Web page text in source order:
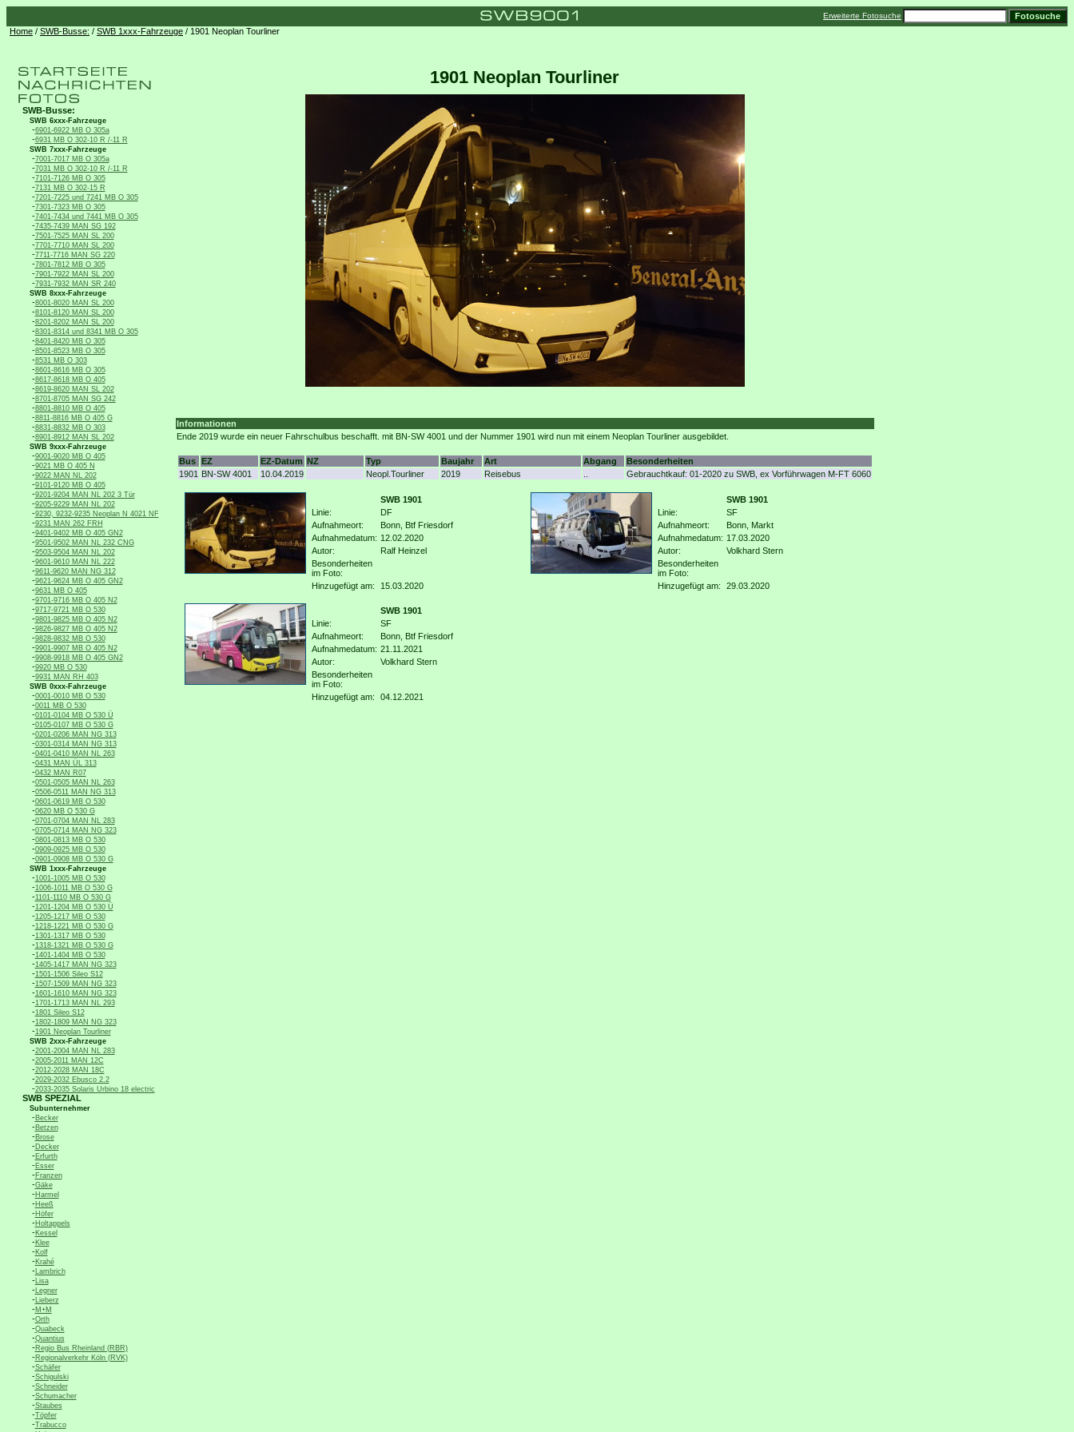
Erweiterte Fotosuche
Home / SWB-Busse: / SWB 1xxx-Fahrzeuge / 1901 Neoplan Tourliner
SWB-Busse:
SWB 6xxx-Fahrzeuge
-6901-6922 MB O 305a
-6931 MB O 302-10 R /-11 R
SWB 7xxx-Fahrzeuge
-7001-7017 MB O 305a
-7031 MB O 302-10 R /-11 R
-7101-7126 MB O 305
-7131 MB O 302-15 R
-7201-7225 und 7241 MB O 305
-7301-7323 MB O 305
-7401-7434 und 7441 MB O 305
-7435-7439 MAN SG 192
-7501-7525 MAN SL 200
-7701-7710 MAN SL 200
-7711-7716 MAN SG 220
-7801-7812 MB O 305
-7901-7922 MAN SL 200
-7931-7932 MAN SR 240
SWB 8xxx-Fahrzeuge
-8001-8020 MAN SL 200
-8101-8120 MAN SL 200
-8201-8202 MAN SL 200
-8301-8314 und 8341 MB O 305
-8401-8420 MB O 305
-8501-8523 MB O 305
-8531 MB O 303
-8601-8616 MB O 305
-8617-8618 MB O 405
-8619-8620 MAN SL 202
-8701-8705 MAN SG 242
-8801-8810 MB O 405
-8811-8816 MB O 405 G
-8831-8832 MB O 303
-8901-8912 MAN SL 202
SWB 9xxx-Fahrzeuge
-9001-9020 MB O 405
-9021 MB O 405 N
-9022 MAN NL 202
-9101-9120 MB O 405
-9201-9204 MAN NL 202 3 Tür
-9205-9229 MAN NL 202
-9230, 9232-9235 Neoplan N 4021 NF
-9231 MAN 262 FRH
-9401-9402 MB O 405 GN2
-9501-9502 MAN NL 232 CNG
-9503-9504 MAN NL 202
-9601-9610 MAN NL 222
-9611-9620 MAN NG 312
-9621-9624 MB O 405 GN2
-9631 MB O 405
-9701-9716 MB O 405 N2
-9717-9721 MB O 530
-9801-9825 MB O 405 N2
-9826-9827 MB O 405 N2
-9828-9832 MB O 530
-9901-9907 MB O 405 N2
-9908-9918 MB O 405 GN2
-9920 MB O 530
-9931 MAN RH 403
SWB 0xxx-Fahrzeuge
-0001-0010 MB O 530
-0011 MB O 530
-0101-0104 MB O 530 Ü
-0105-0107 MB O 530 G
-0201-0206 MAN NG 313
-0301-0314 MAN NG 313
-0401-0410 MAN NL 263
-0431 MAN ÜL 313
-0432 MAN R07
-0501-0505 MAN NL 263
-0506-0511 MAN NG 313
-0601-0619 MB O 530
-0620 MB O 530 G
-0701-0704 MAN NL 283
-0705-0714 MAN NG 323
-0801-0813 MB O 530
-0909-0925 MB O 530
-0901-0908 MB O 530 G
SWB 1xxx-Fahrzeuge
-1001-1005 MB O 530
-1006-1011 MB O 530 G
-1101-1110 MB O 530 G
-1201-1204 MB O 530 Ü
-1205-1217 MB O 530
-1218-1221 MB O 530 G
-1301-1317 MB O 530
-1318-1321 MB O 530 G
-1401-1404 MB O 530
-1405-1417 MAN NG 323
-1501-1506 Sileo S12
-1507-1509 MAN NG 323
-1601-1610 MAN NG 323
-1701-1713 MAN NL 293
-1801 Sileo S12
-1802-1809 MAN NG 323
-1901 Neoplan Tourliner
SWB 2xxx-Fahrzeuge
-2001-2004 MAN NL 283
-2005-2011 MAN 12C
-2012-2028 MAN 18C
-2029-2032 Ebusco 2.2
-2033-2035 Solaris Urbino 18 electric
SWB SPEZIAL
Subunternehmer
-Becker
-Betzen
-Brose
-Decker
-Erfurth
-Esser
-Franzen
-Gäke
-Harmel
-Heeß
-Höfer
-Holtappels
-Kessel
-Klee
-Kolf
-Krahé
-Lambrich
-Lisa
-Legner
-Lieberz
-M+M
-Orth
-Quabeck
-Quantius
-Regio Bus Rheinland (RBR)
-Regionalverkehr Köln (RVK)
-Schäfer
-Schigulski
-Schneider
-Schumacher
-Staubes
-Töpfer
-Trabucco
1901 Neoplan Tourliner
Informationen
Ende 2019 wurde ein neuer Fahrschulbus beschafft. mit BN-SW 4001 und der Nummer 1901 wird nun mit einem Neoplan Tourliner ausgebildet.
Bus EZ EZ-Datum NZ Typ Baujahr Art Abgang
Besonderheiten
1901 BN-SW 4001 10.04.2019 Neopl.Tourliner 2019 Reisebus Gebrauchtkauf: 01-2020 zu SWB, ex Vorführwagen M-FT 6060
SWB 1901
Linie:
DF
Aufnahmeort:
Bonn, Btf Friesdorf
Aufnahmedatum: 12.02.2020
Autor:
Ralf Heinzel
Besonderheiten
im Foto:
Hinzugefügt am:
15.03.2020
SWB 1901
Linie:
SF
Aufnahmeort:
Bonn, Markt
Aufnahmedatum: 17.03.2020
Autor:
Volkhard Stern
Besonderheiten
im Foto:
Hinzugefügt am:
29.03.2020
SWB 1901
Linie:
SF
Aufnahmeort:
Bonn, Btf Friesdorf
Aufnahmedatum: 21.11.2021
Autor:
Volkhard Stern
Besonderheiten
im Foto:
Hinzugefügt am:
04.12.2021